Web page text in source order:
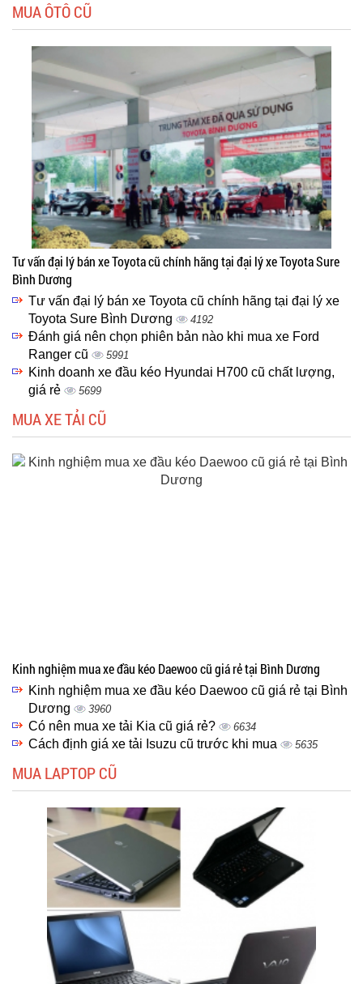
MUA ÔTÔ CŨ
Tư vấn đại lý bán xe Toyota cũ chính hãng tại đại lý xe Toyota Sure
Bình Dương
Tư vấn đại lý bán xe Toyota cũ chính hãng tại đại lý xe
Toyota Sure Bình Dương
4192
Đánh giá nên chọn phiên bản nào khi mua xe Ford
Ranger cũ
5991
Kinh doanh xe đầu kéo Hyundai H700 cũ chất lượng,
giá rẻ
5699
MUA XE TẢI CŨ
Kinh nghiệm mua xe đầu kéo Daewoo cũ giá rẻ tại Bình Dương
Kinh nghiệm mua xe đầu kéo Daewoo cũ giá rẻ tại Bình
Dương
3960
Có nên mua xe tải Kia cũ giá rẻ? 6634
Cách định giá xe tải Isuzu cũ trước khi mua 5635
MUA LAPTOP CŨ